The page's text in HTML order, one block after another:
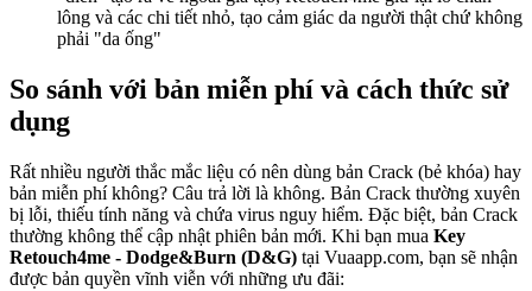
lông và các chi tiết nhỏ, tạo cảm giác da người thật chứ không
phải "da ống"
So sánh với bản miễn phí và cách thức sử
dụng
Rất nhiều người thắc mắc liệu có nên dùng bản Crack (bẻ khóa) hay
bản miễn phí không? Câu trả lời là không. Bản Crack thường xuyên
bị lỗi, thiếu tính năng và chứa virus nguy hiểm. Đặc biệt, bản Crack
thường không thể cập nhật phiên bản mới. Khi bạn mua Key
Retouch4me - Dodge&Burn (D&G) tại Vuaapp.com, bạn sẽ nhận
được bản quyền vĩnh viễn với những ưu đãi: